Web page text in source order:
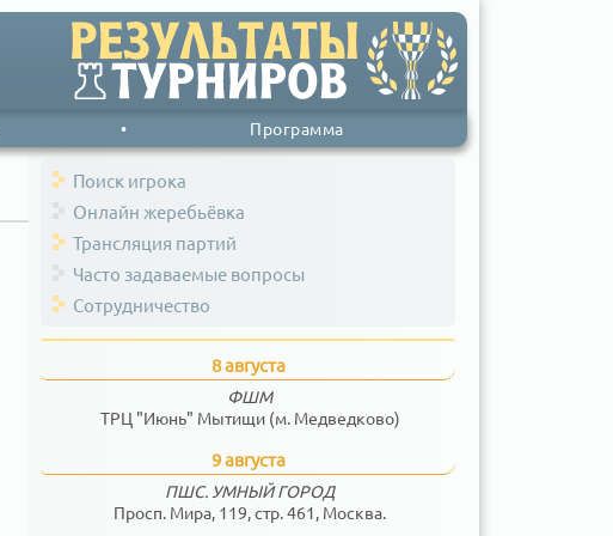
• Программа
Поиск игрока
Онлайн жеребьёвка
Трансляция партий
Часто задаваемые вопросы
Сотрудничество
8 августа
ФШМ
ТРЦ "Июнь" Мытищи (м. Медведково)
9 августа
ПШС. УМНЫЙ ГОРОД
Просп. Мира, 119, стр. 461, Москва.